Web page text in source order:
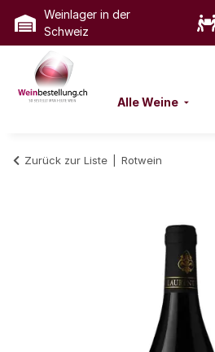
Weinlager in der
Schweiz
Alle Weine
Zurück zur Liste Rotwein